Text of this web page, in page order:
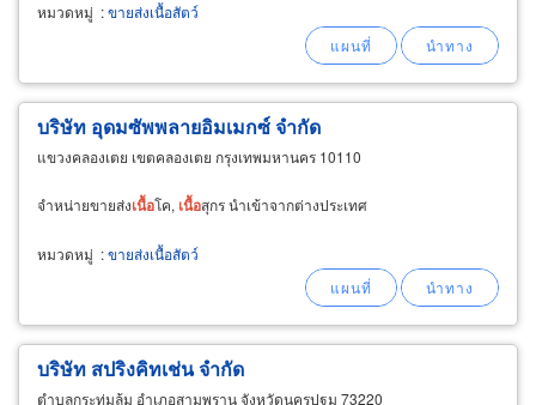
หมวดหมู่ :ขายส่งเนื้อสัตว์
บริษัท อุดมซัพพลายอิมเมกซ์ จำกัด
แขวงคลองเตย เขตคลองเตย กรุงเทพมหานคร 10110
จำหน่ายขายส่งเนื้อโค, เนื้อสุกร นำเข้าจากต่างประเทศ
หมวดหมู่ :ขายส่งเนื้อสัตว์
บริษัท สปริงคิทเช่น จำกัด
ตำบลกระทุ่มล้ม อำเภอสามพราน จังหวัดนครปฐม 73220